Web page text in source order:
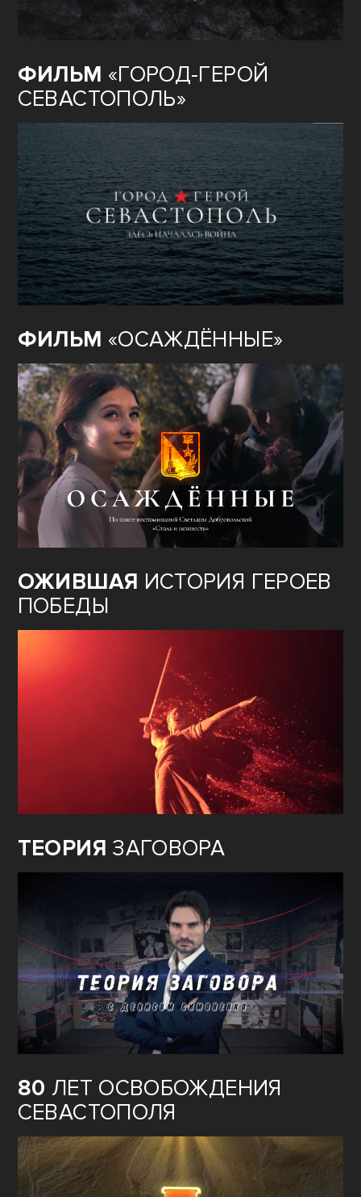
ФИЛЬМ «ГОРОД-ГЕРОЙ
СЕВАСТОПОЛЬ»
ФИЛЬМ «ОСАЖДЁННЫЕ»
ОЖИВШАЯ ИСТОРИЯ ГЕРОЕВ
ПОБЕДЫ
ТЕОРИЯ ЗАГОВОРА
80 ЛЕТ ОСВОБОЖДЕНИЯ
СЕВАСТОПОЛЯ